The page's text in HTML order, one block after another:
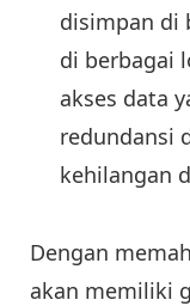
disimpan di
di berbagai
akses data
redundansi
kehilangan
Dengan
akan memiliki